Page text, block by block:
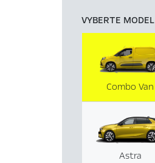
VYBERTE MODEL
Astra
Combo Van